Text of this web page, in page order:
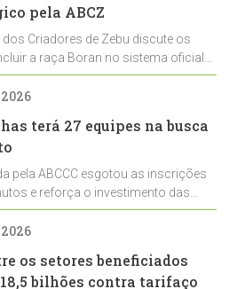
pela ABCZ
Criadores de Zebu discute os
a raça Boran no sistema oficial
para sua expansão na
terá 27 equipes na busca
pela ABCCC esgotou as inscrições
e reforça o investimento das
de Cavalos Crioulos voltados
os setores beneficiados
bilhões contra tarifaço